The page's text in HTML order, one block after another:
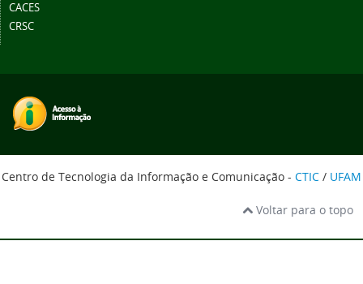
CACES
CRSC
Centro de Tecnologia da Informação e Comunicação - CTIC / UFAM
Voltar para o topo